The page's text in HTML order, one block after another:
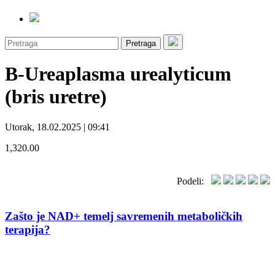
Pretraga
B-Ureaplasma urealyticum
(bris uretre)
Utorak, 18.02.2025 | 09:41
1,320.00
Podeli:
Zašto je NAD+ temelj savremenih metaboličkih
terapija?